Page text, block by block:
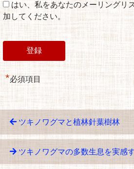
はい、私をあなたのメーリングリ
加してください。
*必須項目
ツキノワグマと植林針葉樹林
ツキノワグマの多数生息を実感